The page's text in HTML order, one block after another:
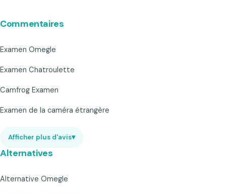
Commentaires
Examen Omegle
Examen Chatroulette
Camfrog Examen
Examen de la caméra étrangère
Afficher plus d'avis▾
Alternatives
Alternative Omegle